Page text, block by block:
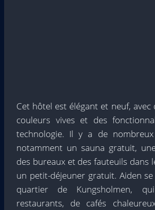
Cet hôtel est élégant et neuf, avec
couleurs vives et des
technologie. Il y a de nombreux
notamment un sauna gratuit,
des bureaux et des fauteuils dans
un petit-déjeuner gratuit. Aiden
quartier de Kungsholmen,
restaurants, de cafés